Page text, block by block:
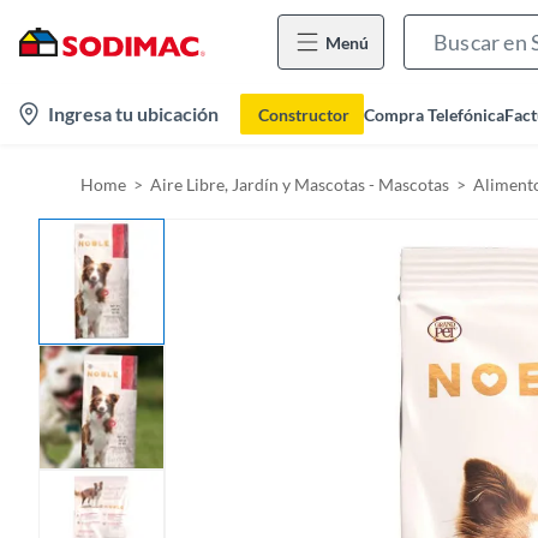
Menú
Ingresa tu ubicación Constructor Compra Telefónica
Home Aire Libre, Jardín y Mascotas - Mascotas